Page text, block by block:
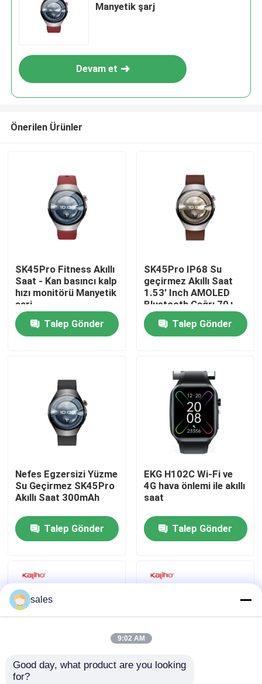
VİDEOLAR
Fabrika turu
Kalite kontrol
Teklif isteği
GPS Akıllı Saat
Manyetik şarj
Devam et
Önerilen Ürünler
SK45Pro Fitness Akıllı
Saat - Kan basıncı kalp
hızı monitörü Manyetik
şarj
Talep Gönder
SK45Pro IP68 Su
geçirmez Akıllı Saat
1.53' Inch AMOLED
Bluetooth Çağrı 70+
Spor Modları
Talep Gönder
Nefes Egzersizi Yüzme
Su Geçirmez SK45Pro
Akıllı Saat 300mAh
Talep Gönder
EKG H102C Wi-Fi ve
4G hava önlemi ile akıllı
saat
Talep Gönder
1.3 inç IPS Vücut ısısı
sales
9:02 AM
Good day, what product are you looking
for?